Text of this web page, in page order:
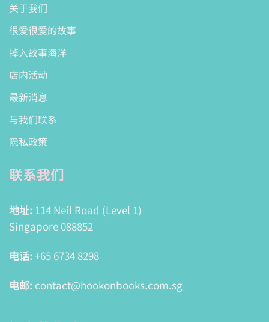
关于我们
很爱很爱的故事
掉入故事海洋
店内活动
最新消息
与我们联系
隐私政策
联系我们
地址: 114 Neil Road (Level 1)
Singapore 088852
电话: +65 6734 8298
电邮: contact@hookonbooks.com.sg